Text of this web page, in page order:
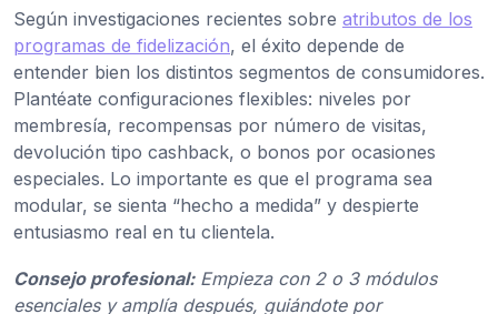
Según investigaciones recientes sobre atributos de los
programas de fidelización, el éxito depende de
entender bien los distintos segmentos de consumidores.
Plantéate configuraciones flexibles: niveles por
membresía, recompensas por número de visitas,
devolución tipo cashback, o bonos por ocasiones
especiales. Lo importante es que el programa sea
modular, se sienta “hecho a medida” y despierte
entusiasmo real en tu clientela.
Consejo profesional: Empieza con 2 o 3 módulos
esenciales y amplía después, guiándote por